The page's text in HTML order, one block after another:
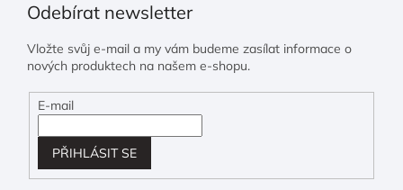
Odebírat newsletter
Vložte svůj e-mail a my vám budeme zasílat informace o
nových produktech na našem e-shopu.
E-mail
PŘIHLÁSIT SE